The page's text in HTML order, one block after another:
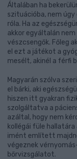
Általában ha
szituációba, nem
róla. Ha az
akkor egyáltalán
vészcsengők. Főleg
el ezt a játékot a
mesélt, akinél a férfi
Magyarán szólva
el bárki, aki
hiszen itt gyakran
szolgáltatva a
azáltal, hogy nem
kollégái füle hallatára
imént említett
végeznek
bőrvizsgálatot.